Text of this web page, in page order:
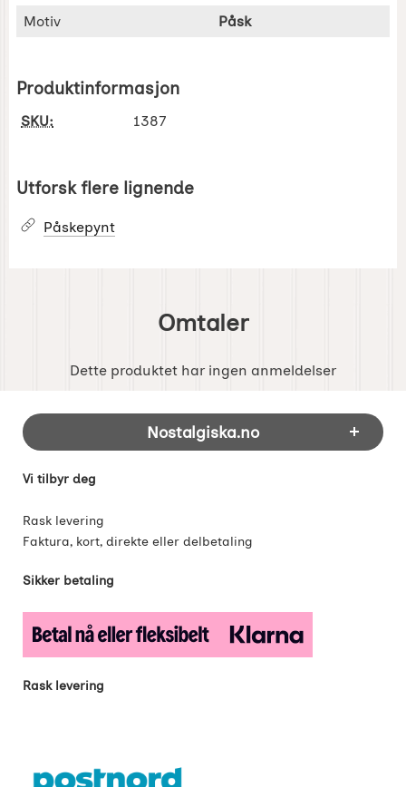
Tekniske data/attributter for dette produktet
Attributt
Motiv Påsk
Produktinformasjon
SKU: 1387
Utforsk flere lignende
Påskepynt
Omtaler
Dette produktet har ingen anmeldelser
Footer-innhold Blandet informasjon og
Nostalgiska.no
Vi tilbyr deg
Rask levering
Faktura, kort, direkte eller delbetaling
Sikker betaling
Rask levering